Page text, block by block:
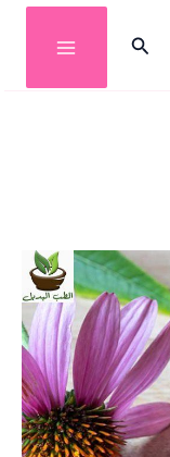
البحث